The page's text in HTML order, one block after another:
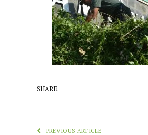
SHARE.
PREVIOUS ARTICLE